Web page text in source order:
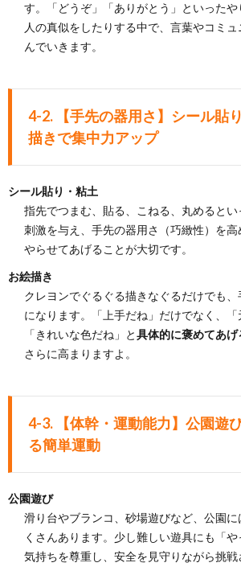
す。「どうぞ」「ありがとう」といった
人の真似をしたりする中で、言葉やコミ
んでいきます。
4-2. 【手先の器用さ】シール貼
描きで集中力アップ
シール貼り・粘土
指先でつまむ、貼る、こねる、丸めると
刺激を与え、手先の器用さ（巧緻性）を
やらせてあげることが大切です。
お絵描き
クレヨンでぐるぐる描きなぐるだけでも
になります。「上手だね」だけでなく、「
「きれいな色だね」と具体的に褒めてあげ
さらに高まりますよ。
4-3. 【体幹・運動能力】公園遊
る簡単運動
公園遊び
滑り台やブランコ、砂場遊びなど、公園
くさんあります。少し難しい遊具にも「
気持ちを尊重し、安全を見守りながら挑戦